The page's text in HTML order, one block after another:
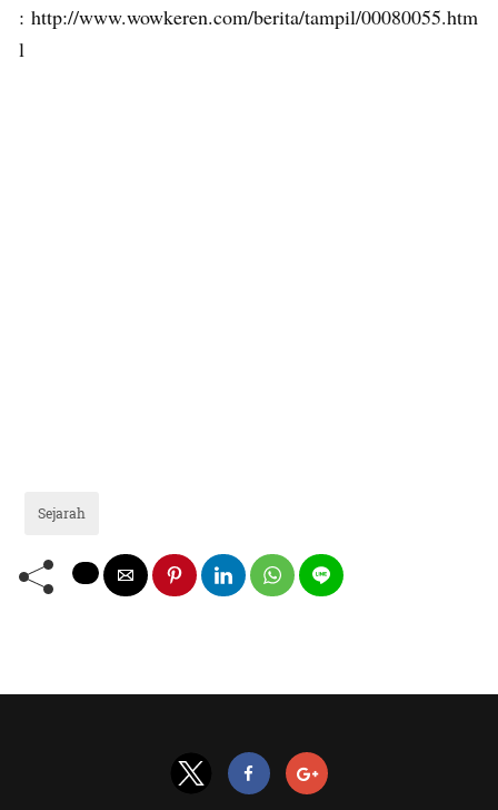
: http://www.wowkeren.com/berita/tampil/00080055.htm
l
Sejarah